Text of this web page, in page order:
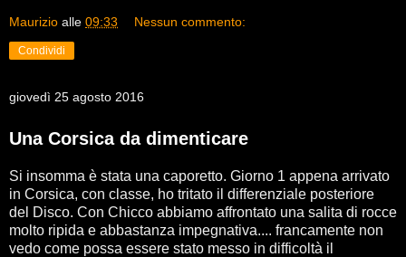
Maurizio alle 09:33 Nessun commento:
Condividi
giovedì 25 agosto 2016
Una Corsica da dimenticare
Si insomma è stata una caporetto. Giorno 1 appena arrivato
in Corsica, con classe, ho tritato il differenziale posteriore
del Disco. Con Chicco abbiamo affrontato una salita di rocce
molto ripida e abbastanza impegnativa.... francamente non
vedo come possa essere stato messo in difficoltà il